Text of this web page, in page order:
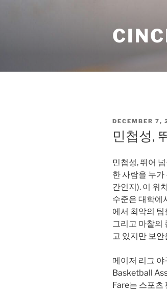
POSTED
DECEMBER 7,
민첩성,
민첩성, 뛰어
한 사람을 누가
간인지). 이 위
수준은 대학에
에서 최악의
그리고 마찰의
고 있지만 보
메이저 리그
Basketball
Fare는 스포츠